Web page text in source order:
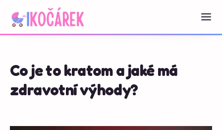
Co je to kratom a jaké má
zdravotní výhody?